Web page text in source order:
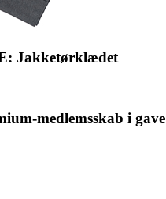
Jakketørklædet
medlemsskab i gave